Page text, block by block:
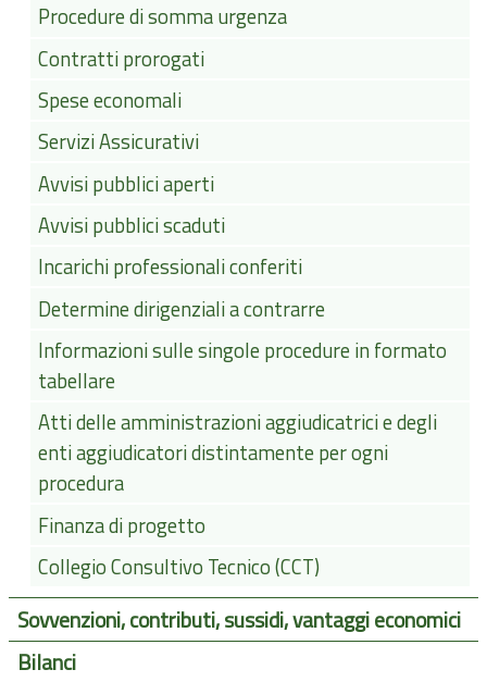
Procedure di somma urgenza
Contratti prorogati
Spese economali
Servizi Assicurativi
Avvisi pubblici aperti
Avvisi pubblici scaduti
Incarichi professionali conferiti
Determine dirigenziali a contrarre
Informazioni sulle singole procedure in formato
tabellare
Atti delle amministrazioni aggiudicatrici e degli
enti aggiudicatori distintamente per ogni
procedura
Finanza di progetto
Collegio Consultivo Tecnico (CCT)
Sovvenzioni, contributi, sussidi, vantaggi economici
Bilanci